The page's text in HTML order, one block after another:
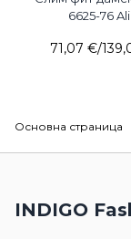
6625-76
71,07 €/
Основна страница
INDIGO